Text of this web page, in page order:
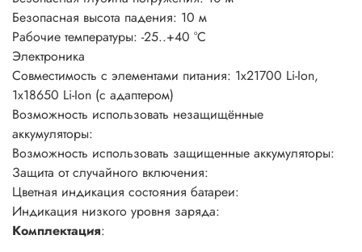
Безопасная высота падения: 10 м
Рабочие температуры: -25..+40 °C
Электроника
Совместимость с элементами питания: 1х21700 Li-Ion,
1x18650 Li-Ion (с адаптером)
Возможность использовать незащищённые
аккумуляторы:
Возможность использовать защищенные аккумуляторы:
Защита от случайного включения:
Цветная индикация состояния батареи:
Индикация низкого уровня заряда:
Комплектация: